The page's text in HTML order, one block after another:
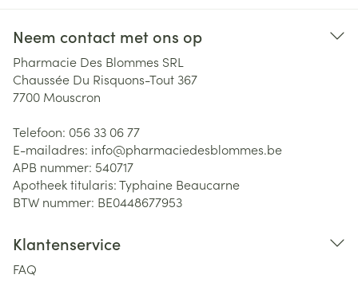
Neem contact met ons op
Pharmacie Des Blommes SRL
Chaussée Du Risquons-Tout 367
7700 Mouscron
Telefoon: 056 33 06 77
E-mailadres: info@pharmaciedesblommes.be
APB nummer: 540717
Apotheek titularis:Typhaine Beaucarne
BTW nummer: BE0448677953
Klantenservice
FAQ